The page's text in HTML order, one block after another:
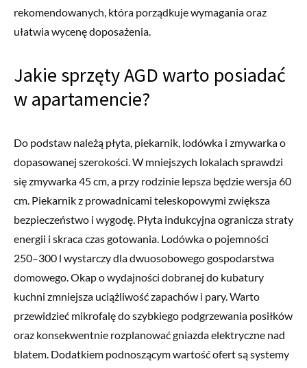
rekomendowanych, która porządkuje wymagania oraz
ułatwia wycenę doposażenia.
Jakie sprzęty AGD warto posiadać
w apartamencie?
Do podstaw należą płyta, piekarnik, lodówka i zmywarka o
dopasowanej szerokości. W mniejszych lokalach sprawdzi
się zmywarka 45 cm, a przy rodzinie lepsza będzie wersja 60
cm. Piekarnik z prowadnicami teleskopowymi zwiększa
bezpieczeństwo i wygodę. Płyta indukcyjna ogranicza straty
energii i skraca czas gotowania. Lodówka o pojemności
250–300 l wystarczy dla dwuosobowego gospodarstwa
domowego. Okap o wydajności dobranej do kubatury
kuchni zmniejsza uciążliwość zapachów i pary. Warto
przewidzieć mikrofalę do szybkiego podgrzewania posiłków
oraz konsekwentnie rozplanować gniazda elektryczne nad
blatem. Dodatkiem podnoszącym wartość ofert są systemy